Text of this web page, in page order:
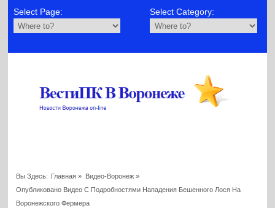
Select Page: Select Category:
Вы Здесь: Главная » Видео-Воронеж»
Опубликовано Видео С Подробностями Нападения Бешенного Лося На
Воронежского Фермера